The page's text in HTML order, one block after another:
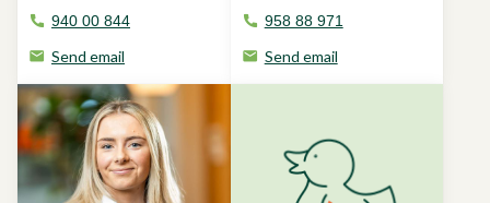
940 00 844
Send email
958 88 971
Send email